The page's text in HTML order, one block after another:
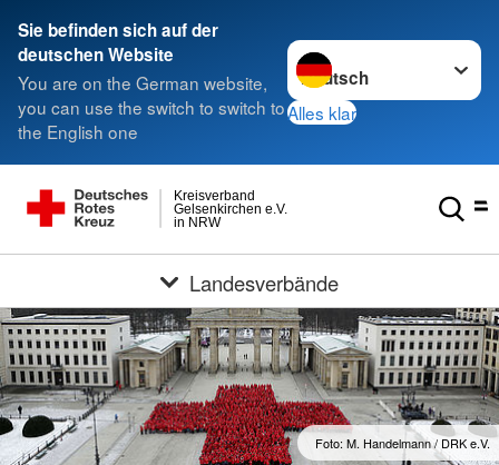
Sie befinden sich auf der
deutschen Website
You are on the German website,
you can use the switch to switch to
the English one
Sprache wechseln zu
Alles klar
in NRW
Gelsenkirchen e.V.
Kreisverband
Landesverbände
Foto: M. Handelmann / DRK e.V.